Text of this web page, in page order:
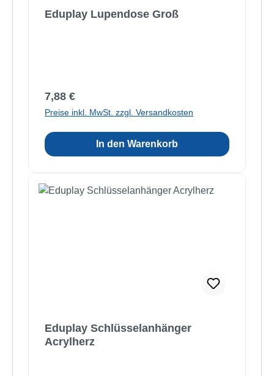
Eduplay Lupendose Groß
Regulärer Preis:
7,88 €
Preise inkl. MwSt. zzgl. Versandkosten
In den Warenkorb
Eduplay Schlüsselanhänger
Acrylherz